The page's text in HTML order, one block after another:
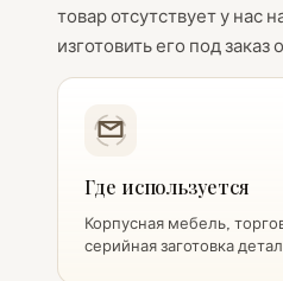
товар отсутствует у нас
изготовить его под заказ
Где используется
Корпусная мебель,
серийная заготовка